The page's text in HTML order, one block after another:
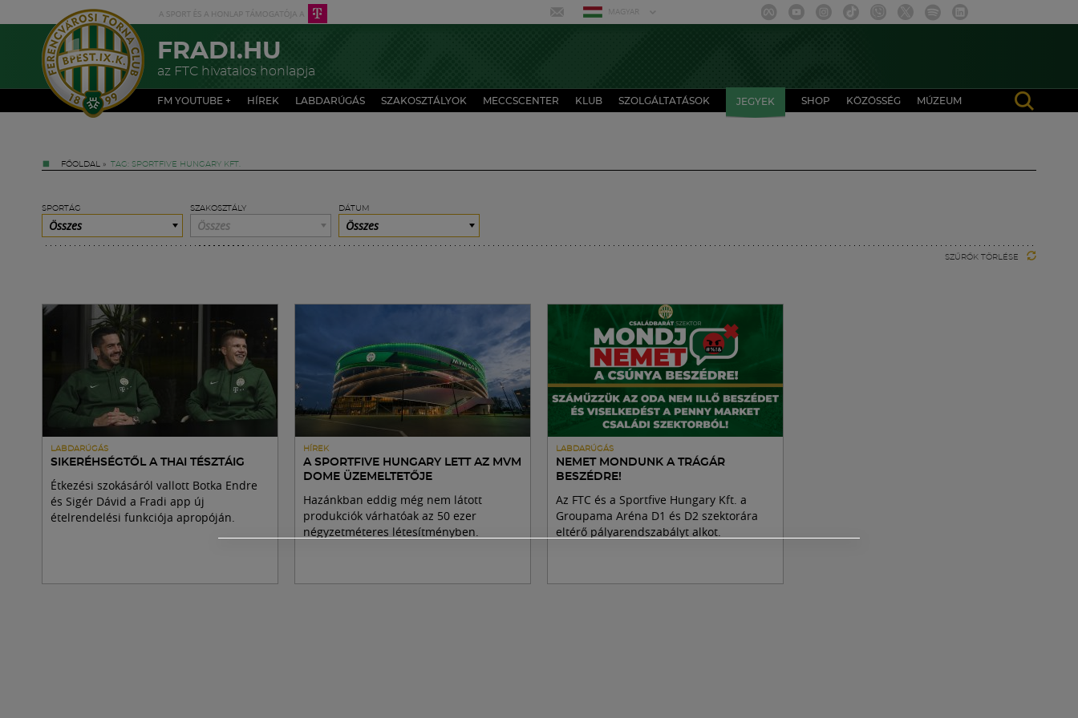
MAGYAR
FRADI.HU
az FTC hivatalos honlapja
FM YOUTUBE + HÍREK LABDARÚGÁS SZAKOSZTÁLYOK MECCSCENTER KLUB SZOLGÁLTATÁSOK JEGYEK SHOP KÖZÖSSÉG MÚZEUM
FŐOLDAL » TAG: SPORTFIVE HUNGARY KFT.
SPORTÁG
Összes
SZAKOSZTÁLY
Összes
DÁTUM
Összes
SZŰRŐK TÖRLÉSE
LABDARÚGÁS
SIKERÉHSÉGTŐL A THAI TÉSZTÁIG
Étkezési szokásáról vallott Botka Endre
és Sigér Dávid a Fradi app új
ételrendelési funkciója apropóján.
HÍREK
A SPORTFIVE HUNGARY LETT AZ MVM
DOME ÜZEMELTETŐJE
Hazánkban eddig még nem látott
produkciók várhatóak az 50 ezer
négyzetméteres létesítményben.
LABDARÚGÁS
NEMET MONDUNK A TRÁGÁR
BESZÉDRE!
Az FTC és a Sportfive Hungary Kft. a
Groupama Aréna D1 és D2 szektorára
eltérő pályarendszabályt alkot.